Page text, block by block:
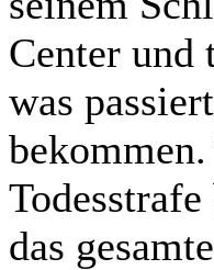
Center und
was
das